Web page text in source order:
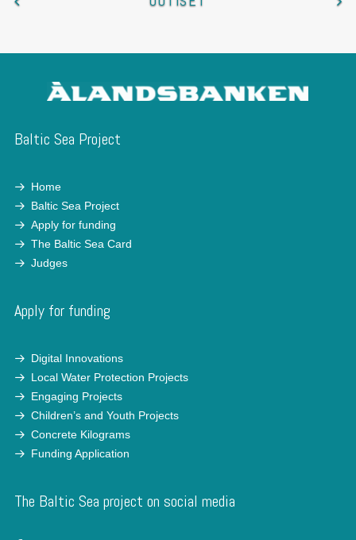
Baltic Sea Project
Home
Baltic Sea Project
Apply for funding
The Baltic Sea Card
Judges
Apply for funding
Digital Innovations
Local Water Protection Projects
Engaging Projects
Children’s and Youth Projects
Concrete Kilograms
Funding Application
The Baltic Sea project on social media